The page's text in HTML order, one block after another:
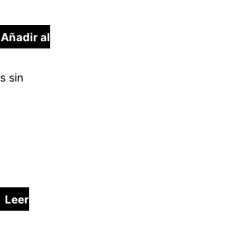
Añadir al
Leer